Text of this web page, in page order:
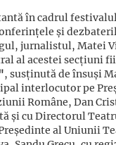
în cadrul
și
jurnalistul, Matei
al acestei secțiuni
, susținută de însuși
interlocutor pe
Române, Dan
și cu Directorul
al Uniunii